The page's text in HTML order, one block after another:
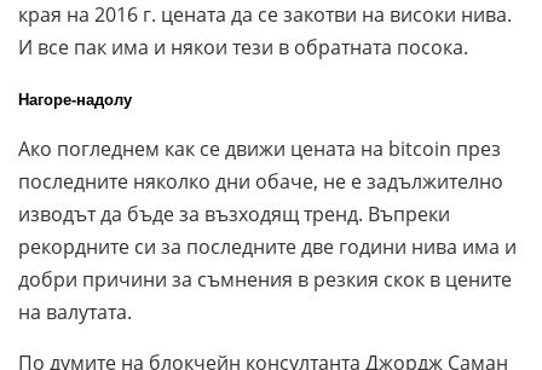
края на 2016 г. цената да се закотви на високи нива.
И все пак има и някои тези в обратната посока.
Нагоре-надолу
Ако погледнем как се движи цената на bitcoin през
последните няколко дни обаче, не е задължително
изводът да бъде за възходящ тренд. Въпреки
рекордните си за последните две години нива има и
добри причини за съмнения в резкия скок в цените
на валутата.
По думите на блокчейн консултанта Джордж Саман